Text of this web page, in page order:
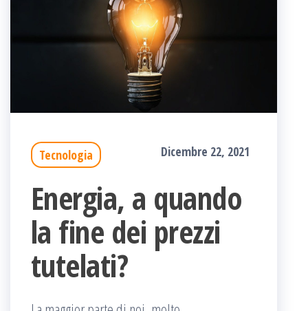
Tecnologia Dicembre 22, 2021
Energia, a quando
la fine dei prezzi
tutelati?